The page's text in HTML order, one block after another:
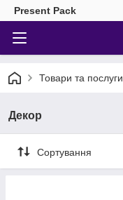
Present Pack
Товари та послуги
Декор
Сортування